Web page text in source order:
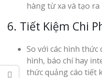
hàng từ xa và tạo
6. Tiết Kiệm Chi
So với các hình
hình, báo chí hay
thức quảng cáo tiết